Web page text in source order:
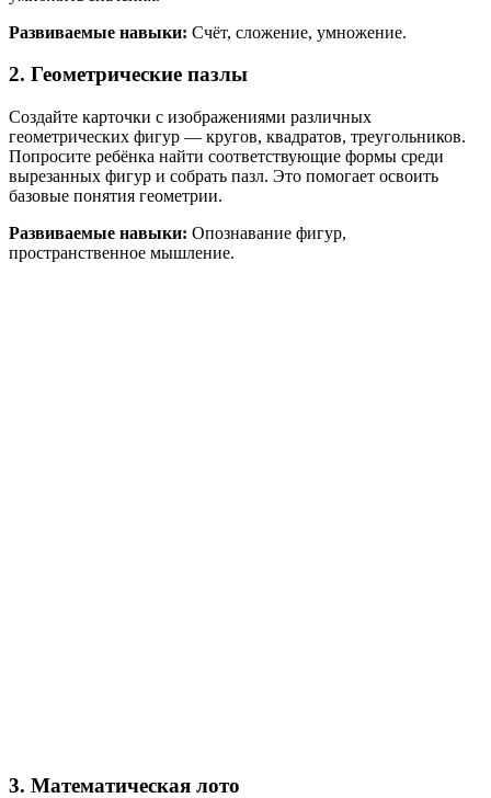
Развиваемые навыки: Счёт, сложение, умножение.
2. Геометрические пазлы
Создайте карточки с изображениями различных
геометрических фигур — кругов, квадратов, треугольников.
Попросите ребёнка найти соответствующие формы среди
вырезанных фигур и собрать пазл. Это помогает освоить
базовые понятия геометрии.
Развиваемые навыки: Опознавание фигур,
пространственное мышление.
3. Математическая лото